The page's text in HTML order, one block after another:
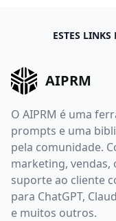
ESTES LINKS
AIPRM
O AIPRM é uma
prompts e uma
pela comunidade.
marketing, vendas,
suporte ao cliente
para ChatGPT,
e muitos outros.